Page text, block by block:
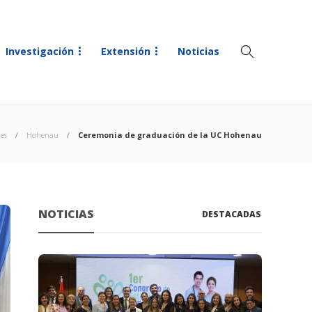
Investigación Extensión Noticias
Hohenau Ceremonia de graduación de la UC Hohenau
NOTICIAS DESTACADAS